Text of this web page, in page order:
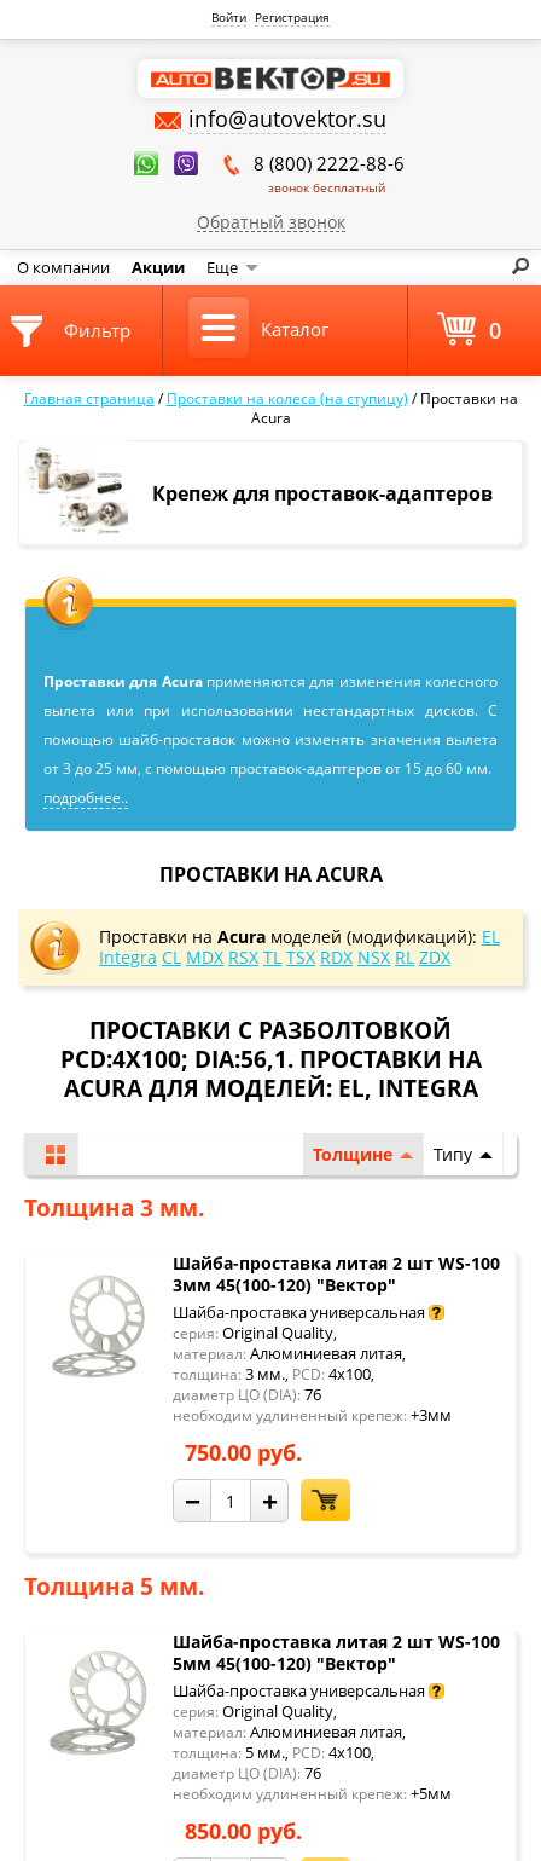
Войти Регистрация
info@autovektor.su
8 (800) 2222-88-6
звонок бесплатный
Обратный звонок
О компании Акции Еще
Главная страница /Проставки на колеса (на ступицу) /Проставки на
Acura
Крепеж для проставок-адаптеров
Проставки для Acuraприменяютcя для изменения колесного
вылета или при использовании нестандартных дисков. С
помощью шайб-проставок можно изменять значения вылета
от 3 до 25 мм, с помощью проставок-адаптеров от 15 до 60 мм.
подробнее..
ПРОСТАВКИ НА ACURA
Проставки на Acura моделей (модификаций): EL
Integra CL MDX RSX TL TSX RDX NSX RL ZDX
ПРОСТАВКИ С РАЗБОЛТОВКОЙ
PCD:4X100; DIA:56,1. ПРОСТАВКИ НА
ACURA ДЛЯ МОДЕЛЕЙ: EL, INTEGRA
Толщине Типу
Толщина 3 мм.
Шайба-проставка литая 2 шт WS-100
3мм 45(100-120) "Вектор"
Шайба-проставка универсальная
серия: Original Quality,
материал: Алюминиевая литая,
толщина: 3 мм., PCD: 4x100,
диаметр ЦО (DIA): 76
необходим удлиненный крепеж: +3мм
750.00 руб.
− +
Толщина 5 мм.
Шайба-проставка литая 2 шт WS-100
5мм 45(100-120) "Вектор"
Шайба-проставка универсальная
серия: Original Quality,
материал: Алюминиевая литая,
толщина: 5 мм., PCD: 4x100,
диаметр ЦО (DIA): 76
необходим удлиненный крепеж: +5мм
850.00 руб.
Фильтр Каталог 0